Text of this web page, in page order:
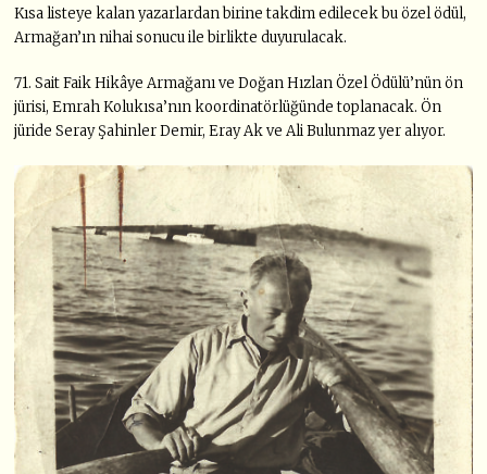
Kısa listeye kalan yazarlardan birine takdim edilecek bu özel ödül,
Armağan’ın nihai sonucu ile birlikte duyurulacak.
71. Sait Faik Hikâye Armağanı ve Doğan Hızlan Özel Ödülü’nün ön
jürisi, Emrah Kolukısa’nın koordinatörlüğünde toplanacak. Ön
jüride Seray Şahinler Demir, Eray Ak ve Ali Bulunmaz yer alıyor.